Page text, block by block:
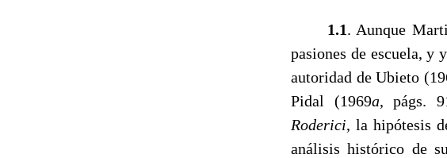
1.1. Aunque
pasiones de escuela, y
autoridad de Ubieto
Pidal (1969a, págs.
Roderici, la hipótesis
análisis histórico de